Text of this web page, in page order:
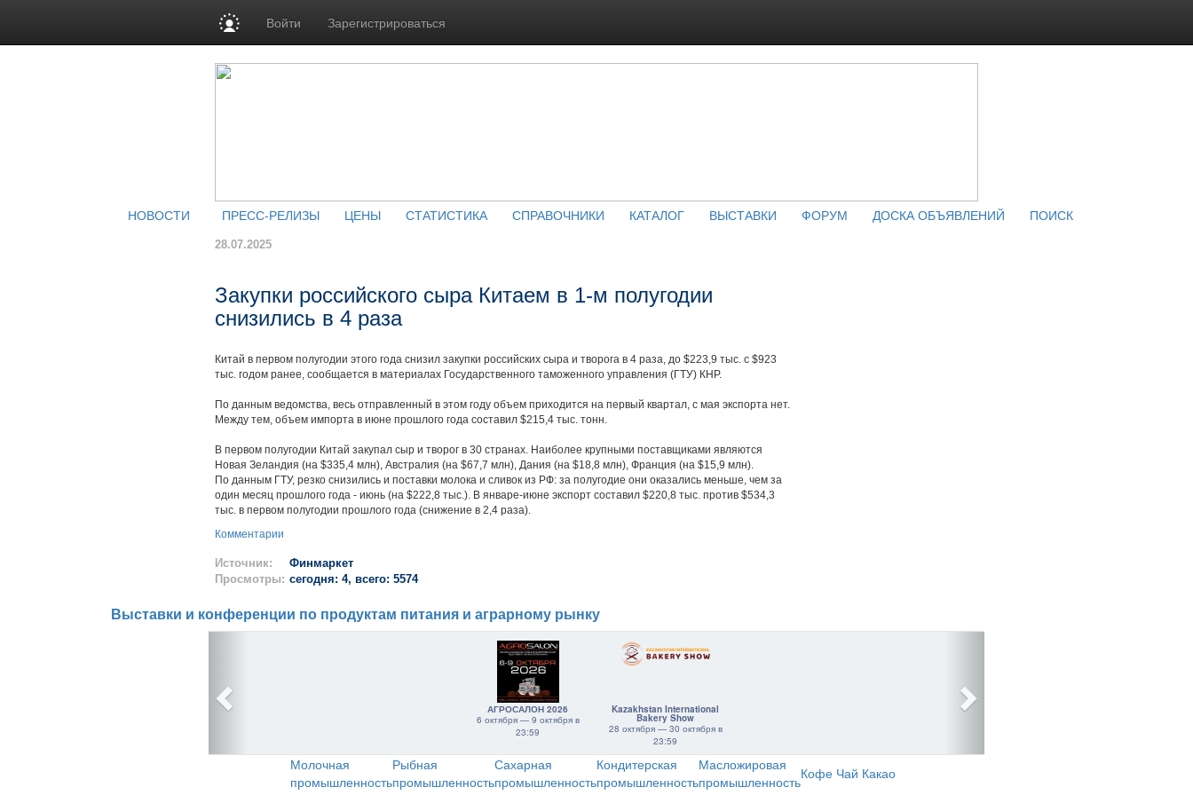
Войти Зарегистрироваться
НОВОСТИ ПРЕСС-РЕЛИЗЫ ЦЕНЫ СТАТИСТИКА СПРАВОЧНИКИ КАТАЛОГ ВЫСТАВКИ ФОРУМ ДОСКА ОБЪЯВЛЕНИЙ ПОИСК
28.07.2025
Закупки российского сыра Китаем в 1-м полугодии
снизились в 4 раза
Китай в первом полугодии этого года снизил закупки российских сыра и творога в 4 раза, до $223,9 тыс. с $923
тыс. годом ранее, сообщается в материалах Государственного таможенного управления (ГТУ) КНР.
По данным ведомства, весь отправленный в этом году объем приходится на первый квартал, с мая экспорта нет.
Между тем, объем импорта в июне прошлого года составил $215,4 тыс. тонн.
В первом полугодии Китай закупал сыр и творог в 30 странах. Наиболее крупными поставщиками являются
Новая Зеландия (на $335,4 млн), Австралия (на $67,7 млн), Дания (на $18,8 млн), Франция (на $15,9 млн).
По данным ГТУ, резко снизились и поставки молока и сливок из РФ: за полугодие они оказались меньше, чем за
один месяц прошлого года - июнь (на $222,8 тыс.). В январе-июне экспорт составил $220,8 тыс. против $534,3
тыс. в первом полугодии прошлого года (снижение в 2,4 раза).
Комментарии
Источник:
Финмаркет
Просмотры: сегодня: 4, всего: 5574
Выставки и конференции по продуктам питания и аграрному рынку
АГРОСАЛОН 2026
6 октября — 9 октября в
23:59
Kazakhstan International
Bakery Show
28 октября — 30 октября в
23:59
Молочная
промышленность
Рыбная
промышленность
Сахарная
промышленность
Кондитерская
промышленность
Масложировая
промышленностьКофе Чай Какао